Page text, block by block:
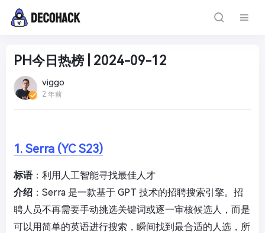
PH今日热榜 | 2024-09-12
viggo
2 年前
1. Serra (YC S23)
标语：利用人工智能寻找最佳人才
介绍 ：Serra 是一款基于 GPT 技术的招聘搜索引擎。招
聘人员不再需要手动挑选关键词或逐一审核候选人，而是
可以用简单的英语进行搜索，瞬间找到最合适的人选，所